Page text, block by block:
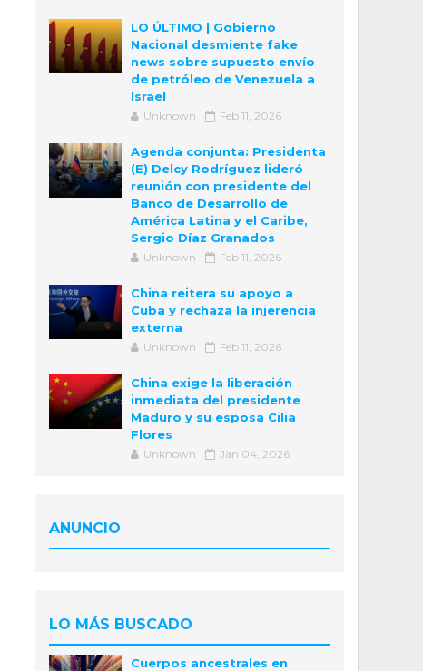
LO ÚLTIMO | Gobierno
Nacional desmiente fake
news sobre supuesto envío
de petróleo de Venezuela a
Israel
Unknown Feb 11, 2026
Agenda conjunta: Presidenta
(E) Delcy Rodríguez lideró
reunión con presidente del
Banco de Desarrollo de
América Latina y el Caribe,
Sergio Díaz Granados
Unknown Feb 11, 2026
China reitera su apoyo a
Cuba y rechaza la injerencia
externa
Unknown Feb 11, 2026
China exige la liberación
inmediata del presidente
Maduro y su esposa Cilia
Flores
Unknown Jan 04, 2026
ANUNCIO
LO MÁS BUSCADO
Cuerpos ancestrales en